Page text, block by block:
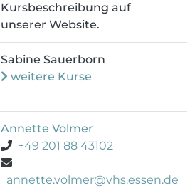
Kursbeschreibung auf
unserer Website.
Sabine Sauerborn
weitere Kurse
Annette Volmer
+49 201 88 43102
annette.volmer@vhs.essen.de